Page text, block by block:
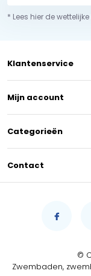
* Lees hier de
Klantenservice
Mijn account
Categorieën
Contact
©
Zwembaden,